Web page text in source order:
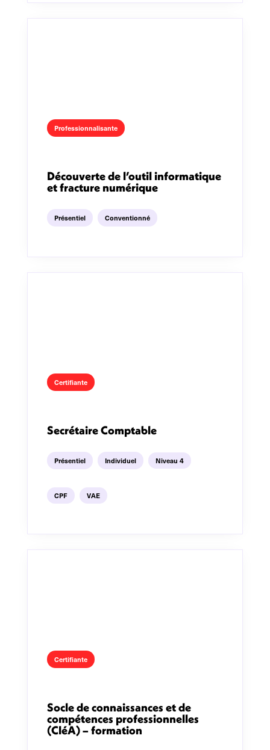
Professionnalisante
Découverte de l’outil informatique
et fracture numérique
Présentiel Conventionné
Certifiante
Secrétaire Comptable
Présentiel Individuel Niveau 4
CPF VAE
Certifiante
Socle de connaissances et de
compétences professionnelles
(CléA) – formation